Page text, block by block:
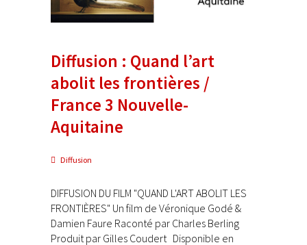
Diffusion : Quand l’art
abolit les frontières /
France 3 Nouvelle-
Aquitaine
Diffusion
DIFFUSION DU FILM "QUAND L'ART ABOLIT LES
FRONTIÈRES" Un film de Véronique Godé &
Damien Faure Raconté par Charles Berling
Produit par Gilles Coudert Disponible en